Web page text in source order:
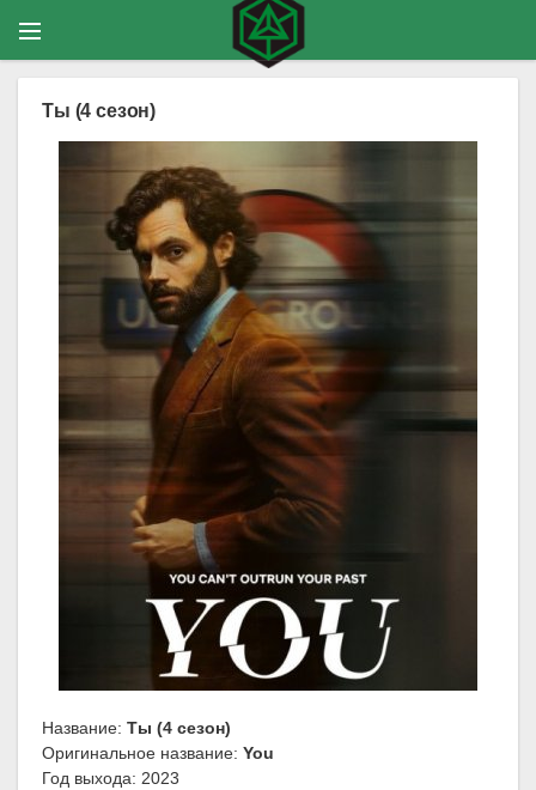
Ты (4 сезон)
Название: Ты (4 сезон)
Оригинальное название: You
Год выхода: 2023